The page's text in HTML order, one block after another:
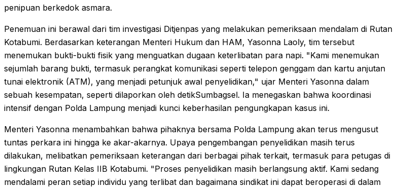
penipuan berkedok asmara.
Penemuan ini berawal dari tim investigasi Ditjenpas yang melakukan pemeriksaan mendalam di Rutan
Kotabumi. Berdasarkan keterangan Menteri Hukum dan HAM, Yasonna Laoly, tim tersebut
menemukan bukti-bukti fisik yang menguatkan dugaan keterlibatan para napi. "Kami menemukan
sejumlah barang bukti, termasuk perangkat komunikasi seperti telepon genggam dan kartu anjutan
tunai elektronik (ATM), yang menjadi petunjuk awal penyelidikan," ujar Menteri Yasonna dalam
sebuah kesempatan, seperti dilaporkan oleh detikSumbagsel. Ia menegaskan bahwa koordinasi
intensif dengan Polda Lampung menjadi kunci keberhasilan pengungkapan kasus ini.
Menteri Yasonna menambahkan bahwa pihaknya bersama Polda Lampung akan terus mengusut
tuntas perkara ini hingga ke akar-akarnya. Upaya pengembangan penyelidikan masih terus
dilakukan, melibatkan pemeriksaan keterangan dari berbagai pihak terkait, termasuk para petugas di
lingkungan Rutan Kelas IIB Kotabumi. "Proses penyelidikan masih berlangsung aktif. Kami sedang
mendalami peran setiap individu yang terlibat dan bagaimana sindikat ini dapat beroperasi di dalam